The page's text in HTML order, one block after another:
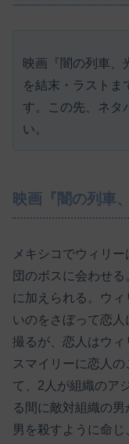
映画『闇の列車、
を結末・ラストま
す。この先、ネタ
い。
映画『闇の列車
メキシコでウィリ
団のボスに会わせ
に加えられる。ウ
いのをさぼって恋
撮るが、恋人はウ
スマイリーに恋人
て、2人が組織のア
る間に敵対組織の
男を殺すように命じ